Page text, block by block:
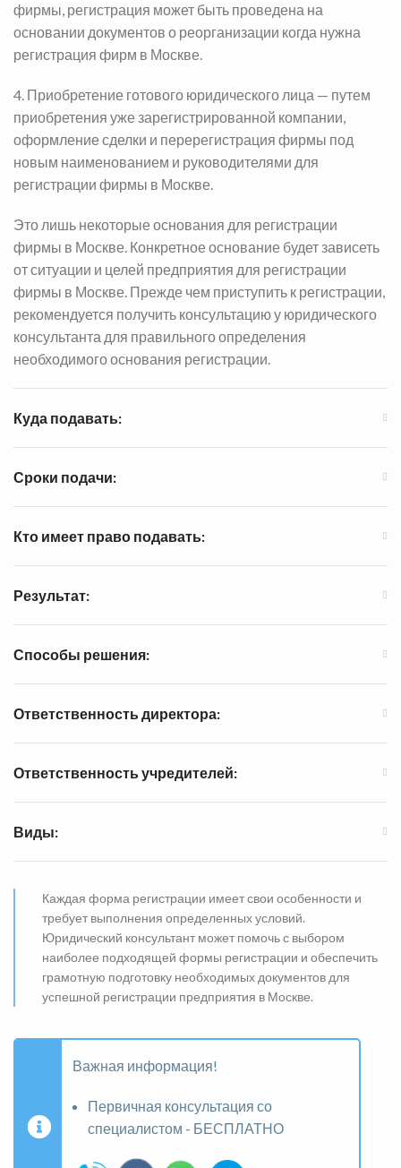
фирмы, регистрация может быть проведена на
основании документов о реорганизации когда нужна
регистрация фирм в Москве.
4. Приобретение готового юридического лица — путем
приобретения уже зарегистрированной компании,
оформление сделки и перерегистрация фирмы под
новым наименованием и руководителями для
регистрации фирмы в Москве.
Это лишь некоторые основания для регистрации
фирмы в Москве. Конкретное основание будет зависеть
от ситуации и целей предприятия для регистрации
фирмы в Москве. Прежде чем приступить к регистрации,
рекомендуется получить консультацию у юридического
консультанта для правильного определения
необходимого основания регистрации.
Куда подавать:
Сроки подачи:
Кто имеет право подавать:
Результат:
Способы решения:
Ответственность директора:
Ответственность учредителей:
Виды:
Каждая форма регистрации имеет свои особенности и
требует выполнения определенных условий.
Юридический консультант может помочь с выбором
наиболее подходящей формы регистрации и обеспечить
грамотную подготовку необходимых документов для
успешной регистрации предприятия в Москве.
Важная информация!
Первичная консультация со
специалистом - БЕСПЛАТНО